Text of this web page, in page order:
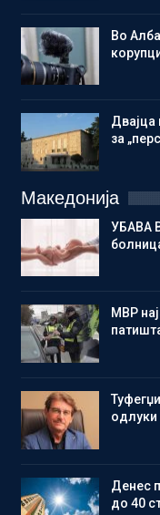
Во
Двајца
за
Македонија
УБАВА
МВР
Денес
до 40